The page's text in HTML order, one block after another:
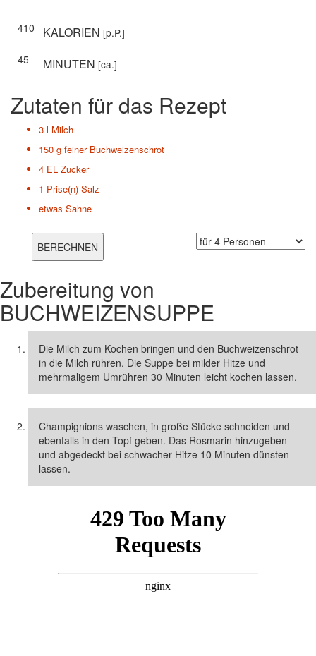
410 KALORIEN [p.P.]
45
MINUTEN [ca.]
Zutaten für das Rezept
3 l Milch
150 g feiner Buchweizenschrot
4 EL Zucker
1 Prise(n) Salz
etwas Sahne
Zubereitung von
BUCHWEIZENSUPPE
Die Milch zum Kochen bringen und den Buchweizenschrot
in die Milch rühren. Die Suppe bei milder Hitze und
mehrmaligem Umrühren 30 Minuten leicht kochen lassen.
Champignions waschen, in große Stücke schneiden und
ebenfalls in den Topf geben. Das Rosmarin hinzugeben
und abgedeckt bei schwacher Hitze 10 Minuten dünsten
lassen.